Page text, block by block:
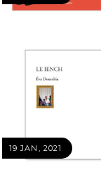
19 JAN, 2021